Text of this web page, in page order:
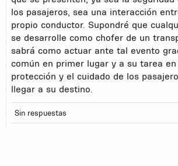
los pasajeros, sea una interacción
propio conductor. Supondré que
se desarrolle como chofer de un
sabrá como actuar ante tal evento
común en primer lugar y a su tarea
protección y el cuidado de los
llegar a su destino.
Sin respuestas